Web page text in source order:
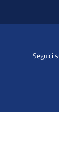
Seguici